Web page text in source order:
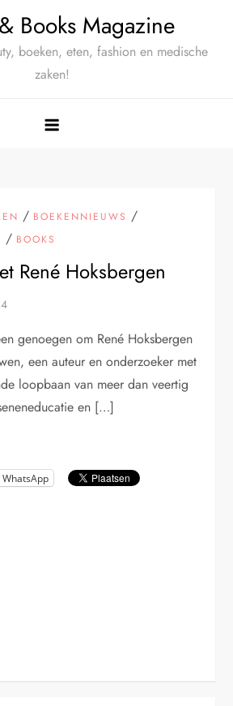
Books Magazine
boeken, eten, fashion en medische
zaken!
/ BOEKENNIEUWS /
/ BOOKS
René Hoksbergen
genoegen om René Hoksbergen
een auteur en onderzoeker met
loopbaan van meer dan veertig
en […]
WhatsApp